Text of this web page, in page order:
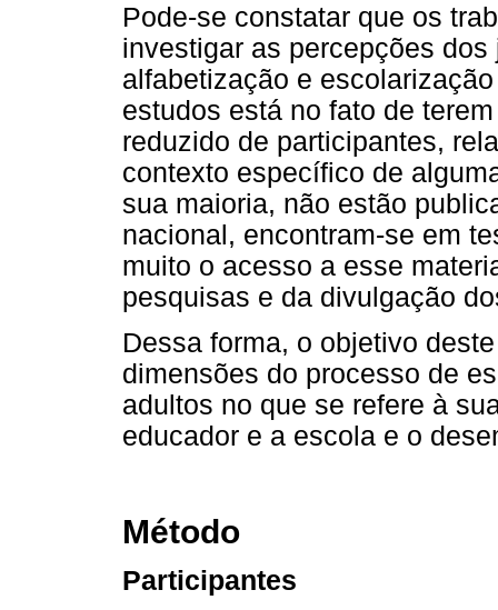
Pode-se constatar que os
investigar as percepções
alfabetização e
estudos está no fato de
reduzido de participantes,
contexto específico de
sua maioria, não estão
nacional, encontram-se em
muito o acesso a esse
pesquisas e da divulgação
Dessa forma, o objetivo
dimensões do processo de
adultos no que se refere à
educador e a escola e o
Método
Participantes